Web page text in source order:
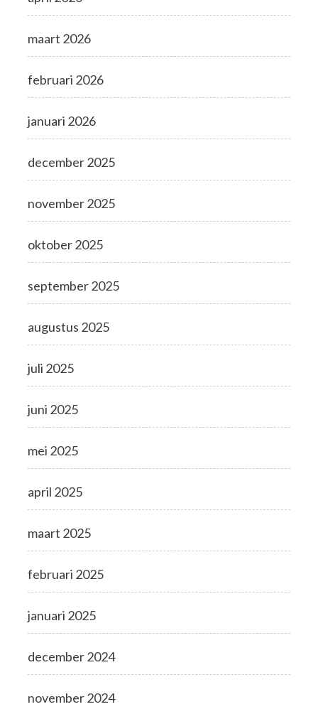
maart 2026
februari 2026
januari 2026
december 2025
november 2025
oktober 2025
september 2025
augustus 2025
juli 2025
juni 2025
mei 2025
april 2025
maart 2025
februari 2025
januari 2025
december 2024
november 2024